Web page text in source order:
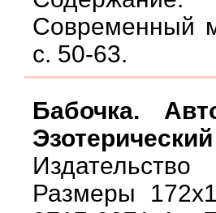
Современный
c. 50-63.
Бабочка.
Размеры